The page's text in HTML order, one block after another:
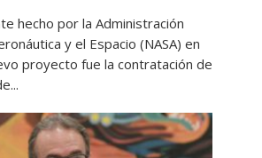
hecho por la Administración
y el Espacio (NASA) en
proyecto fue la contratación de